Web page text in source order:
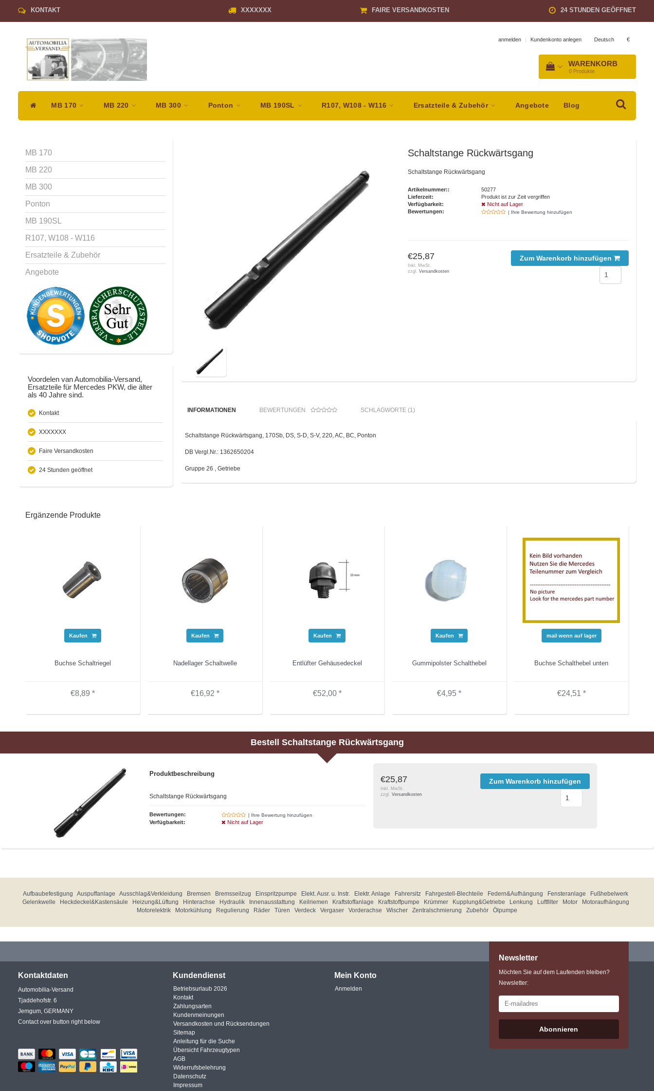
KONTAKT XXXXXXX FAIRE VERSANDKOSTEN 24 STUNDEN GEÖFFNET
anmelden | Kundenkonto anlegen Deutsch €
WARENKORB
0 Produkte
MB 170 MB 220 MB 300 Ponton MB 190SL R107, W108 - W116 Ersatzteile & Zubehör Angebote Blog
MB 170
MB 220
MB 300
Ponton
MB 190SL
R107, W108 - W116
Ersatzteile & Zubehör
Angebote
Voordelen van Automobilia-Versand,
Ersatzteile für Mercedes PKW, die älter
als 40 Jahre sind.
Kontakt
XXXXXXX
Faire Versandkosten
24 Stunden geöffnet
Schaltstange Rückwärtsgang
Schaltstange Rückwärtsgang
Artikelnummer::
50277
Lieferzeit:
Produkt ist zur Zeit vergriffen
Verfügbarkeit:
Nicht auf Lager
Bewertungen:
| Ihre Bewertung hinzufügen
€25,87
Inkl. MwSt.
zzgl.Versandkosten
Zum Warenkorb hinzufügen
INFORMATIONEN BEWERTUNGEN SCHLAGWORTE (1)
Schaltstange Rückwärtsgang, 170Sb, DS, S-D, S-V, 220, AC, BC, Ponton
DB Vergl.Nr.: 1362650204
Gruppe 26 , Getriebe
Ergänzende Produkte
Kaufen
Buchse Schaltriegel
€8,89 *
Kaufen
Nadellager Schaltwelle
€16,92 *
Kaufen
Entlüfter Gehäusedeckel
€52,00 *
Kaufen
Gummipolster Schalthebel
€4,95 *
mail wenn auf lager
Buchse Schalthebel unten
€24,51 *
Bestell Schaltstange Rückwärtsgang
Produktbeschreibung
Schaltstange Rückwärtsgang
Bewertungen: | Ihre Bewertung hinzufügen
Verfügbarkeit: Nicht auf Lager
€25,87
Inkl. MwSt.
zzgl. Versandkosten
Zum Warenkorb hinzufügen
Aufbaubefestigung Auspuffanlage Ausschlag&Verkleidung Bremsen Bremsseilzug Einspritzpumpe Elekt. Ausr. u. Instr. Elektr. Anlage Fahrersitz Fahrgestell-Blechteile Federn&Aufhängung Fensteranlage
Fußhebelwerk
Gelenkwelle
Heckdeckel&Kastensäule Heizung&Lüftung Hinterachse Hydraulik Innenausstattung Keilriemen Kraftstoffanlage Kraftstoffpumpe Krümmer Kupplung&Getriebe Lenkung Luftfilter Motor
Motoraufhängung
Motorelektrik
Motorkühlung Regulierung Räder Türen Verdeck Vergaser Vorderachse Wischer Zentralschmierung Zubehör Ölpumpe
Kontaktdaten
Automobilia-Versand
Tjaddehofstr. 6
Jemgum, GERMANY
Contact over button right below
Kundendienst
Betriebsurlaub 2026
Kontakt
Zahlungsarten
Kundenmeinungen
Versandkosten und Rücksendungen
Sitemap
Anleitung für die Suche
Übersicht Fahrzeugtypen
AGB
Widerrufsbelehrung
Datenschutz
Impressum
Mein Konto
Anmelden
Newsletter
Möchten Sie auf dem Laufenden bleiben?
Newsletter:
Abonnieren